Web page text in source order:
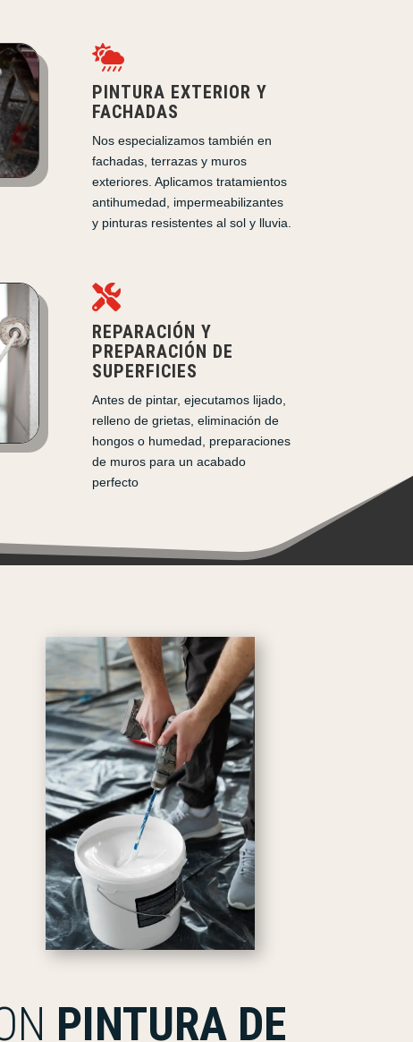

PINTURA EXTERIOR Y
FACHADAS
Nos especializamos también en
fachadas, terrazas y muros
exteriores. Aplicamos tratamientos
antihumedad, impermeabilizantes
y pinturas resistentes al sol y lluvia.

REPARACIÓN Y
PREPARACIÓN DE
SUPERFICIES
Antes de pintar, ejecutamos lijado,
relleno de grietas, eliminación de
hongos o humedad, preparaciones
de muros para un acabado
perfecto
PINTURA DE